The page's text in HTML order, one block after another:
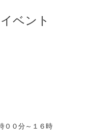
ベント
００分～１６時